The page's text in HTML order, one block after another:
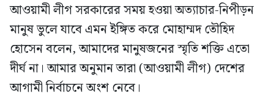
আওয়ামী লীগ সরকারের সময় হওয়া অত্যাচার-নিপীড়ন
মানুষ ভুলে যাবে এমন ইঙ্গিত করে মোহাম্মদ তৌহিদ
হোসেন বলেন, আমাদের মানুষজনের স্মৃতি শক্তি এতো
দীর্ঘ না। আমার অনুমান তারা (আওয়ামী লীগ) দেশের
আগামী নির্বাচনে অংশ নেবে।